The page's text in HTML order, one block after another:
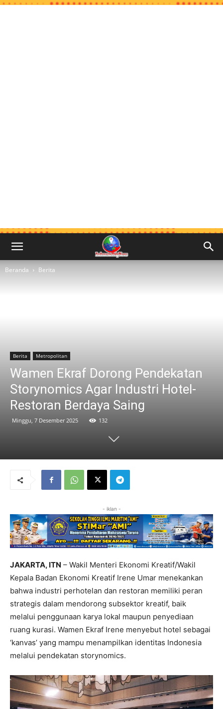
Beranda Berita
Berita Metropolitan
Wamen Ekraf Dorong Pendekatan
Storynomics Agar Industri Hotel-
Restoran Berdaya Saing
Minggu, 7 Desember 2025 132
- iklan -
JAKARTA, ITN – Wakil Menteri Ekonomi Kreatif/Wakil
Kepala Badan Ekonomi Kreatif Irene Umar menekankan
bahwa industri perhotelan dan restoran memiliki peran
strategis dalam mendorong subsektor kreatif, baik
melalui penggunaan karya lokal maupun penyediaan
ruang kurasi. Wamen Ekraf Irene menyebut hotel sebagai
‘kanvas’ yang mampu menampilkan identitas Indonesia
melalui pendekatan storynomics.